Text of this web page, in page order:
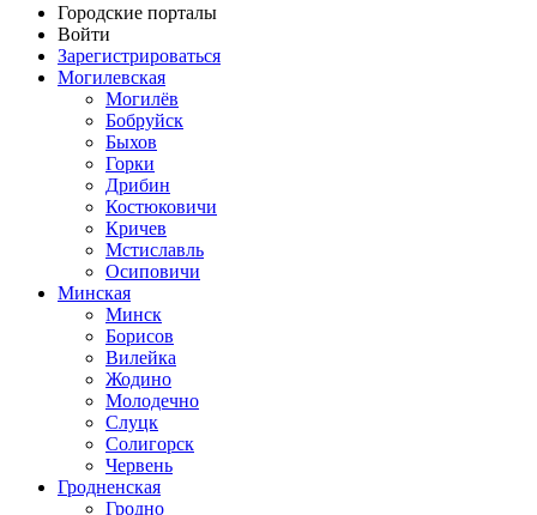
Городские порталы
Войти
Зарегистрироваться
Могилевская
Могилёв
Бобруйск
Быхов
Горки
Дрибин
Костюковичи
Кричев
Мстиславль
Осиповичи
Минская
Минск
Борисов
Вилейка
Жодино
Молодечно
Слуцк
Солигорск
Червень
Гродненская
Гродно